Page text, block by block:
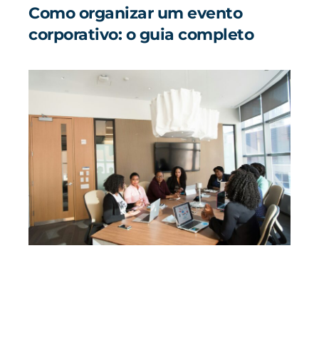
Como organizar um evento
corporativo: o guia completo